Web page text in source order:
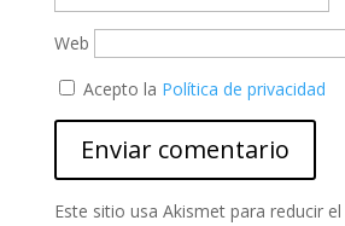
Web
Acepto la Política de privacidad
Este sitio usa Akismet para reducir el